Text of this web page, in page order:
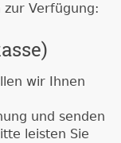
zur Verfügung:
wir Ihnen
und senden
leisten Sie